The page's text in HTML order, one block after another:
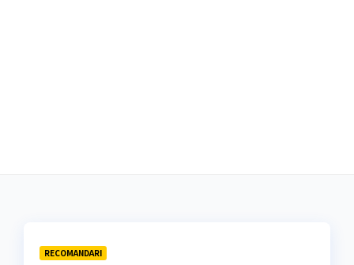
RECOMANDARI